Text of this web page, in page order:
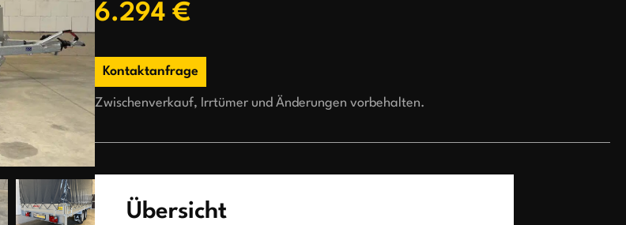
6.294 €
Kontaktanfrage
Zwischenverkauf, Irrtümer und Änderungen vorbehalten.
Übersicht